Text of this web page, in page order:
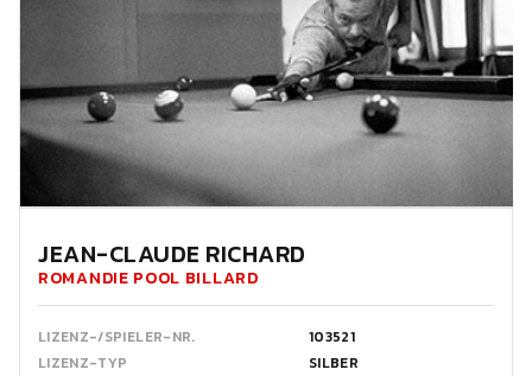
JEAN-CLAUDE RICHARD
ROMANDIE POOL BILLARD
LIZENZ-/SPIELER-NR.
103521
LIZENZ-TYP
SILBER